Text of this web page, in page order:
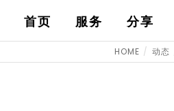
首页 服务 分享
HOME 动态